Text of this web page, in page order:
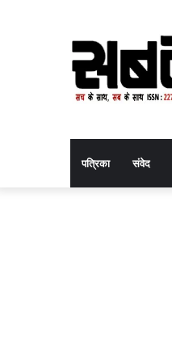
पत्रिका संवेद